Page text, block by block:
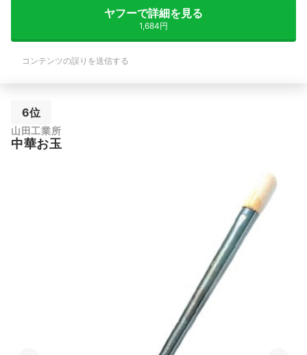
ヤフーで詳細を見る
1,684円
コンテンツの誤りを送信する
6位
山田工業所
中華お玉